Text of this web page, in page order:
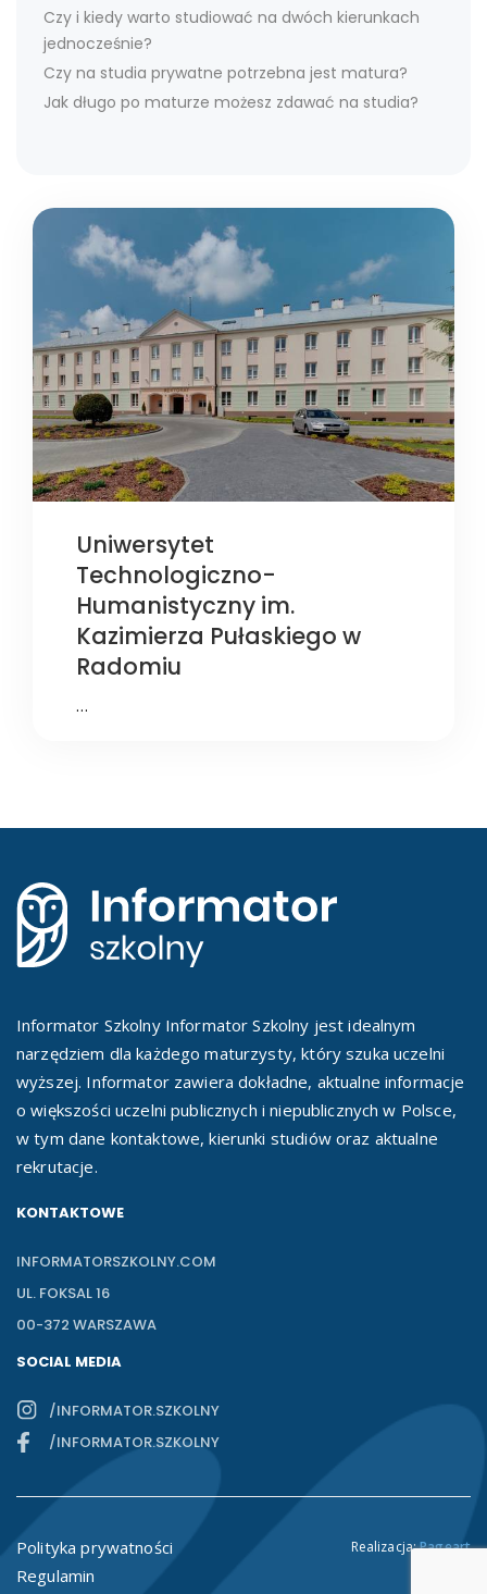
Czy i kiedy warto studiować na dwóch kierunkach
jednocześnie?
Czy na studia prywatne potrzebna jest matura?
Jak długo po maturze możesz zdawać na studia?
Uniwersytet
Technologiczno-
Humanistyczny im.
Kazimierza Pułaskiego w
Radomiu
…
Informator Szkolny Informator Szkolny jest idealnym
narzędziem dla każdego maturzysty, który szuka uczelni
wyższej. Informator zawiera dokładne, aktualne informacje
o większości uczelni publicznych i niepublicznych w Polsce,
w tym dane kontaktowe, kierunki studiów oraz aktualne
rekrutacje.
KONTAKTOWE
INFORMATORSZKOLNY.COM
UL. FOKSAL 16
00-372 WARSZAWA
SOCIAL MEDIA
/INFORMATOR.SZKOLNY
/INFORMATOR.SZKOLNY
Realizacja:Pageart
Polityka prywatności
Regulamin